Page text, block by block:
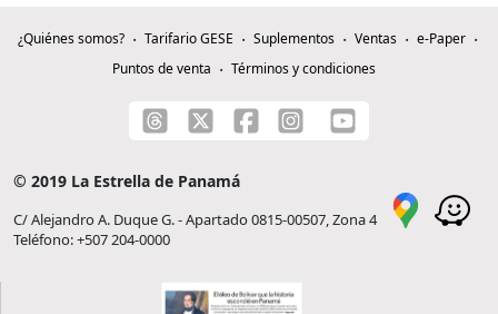
¿Quiénes somos? Tarifario GESE Suplementos Ventas
e-Paper
Puntos de venta
Términos y condiciones
© 2019 La Estrella de Panamá
C/ Alejandro A. Duque G. - Apartado 0815-00507, Zona 4
Teléfono: +507 204-0000